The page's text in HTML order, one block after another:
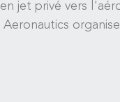
jet privé vers
Aeronautics